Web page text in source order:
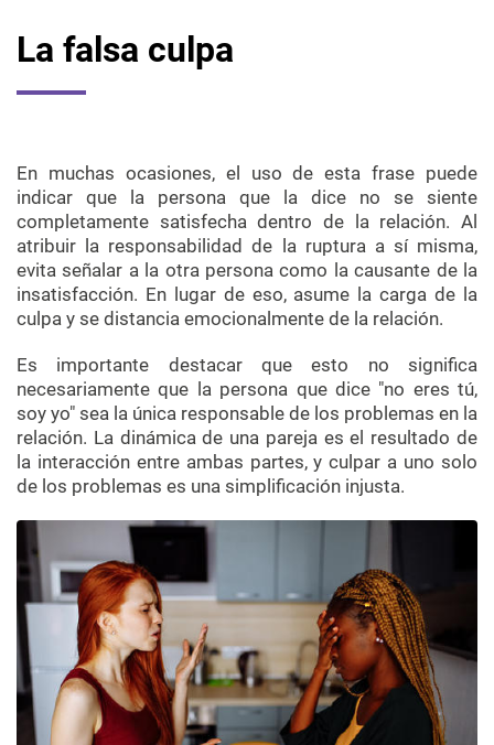
La falsa culpa
En muchas ocasiones, el uso de esta frase puede
indicar que la persona que la dice no se siente
completamente satisfecha dentro de la relación. Al
atribuir la responsabilidad de la ruptura a sí misma,
evita señalar a la otra persona como la causante de la
insatisfacción. En lugar de eso, asume la carga de la
culpa y se distancia emocionalmente de la relación.
Es importante destacar que esto no significa
necesariamente que la persona que dice "no eres tú,
soy yo" sea la única responsable de los problemas en la
relación. La dinámica de una pareja es el resultado de
la interacción entre ambas partes, y culpar a uno solo
de los problemas es una simplificación injusta.